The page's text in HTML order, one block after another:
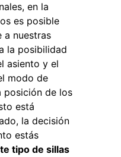
en la
es posible
a nuestras
la posibilidad
asiento y el
modo de
posición de los
está
la decisión
estás
tipo de sillas